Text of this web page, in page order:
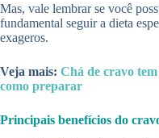
Mas, vale lembrar se você
fundamental seguir a dieta
exageros.
Veja mais: Chá de cravo
como preparar
Principais benefícios do